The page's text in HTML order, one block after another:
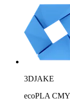
3DJAKE
ecoPLA